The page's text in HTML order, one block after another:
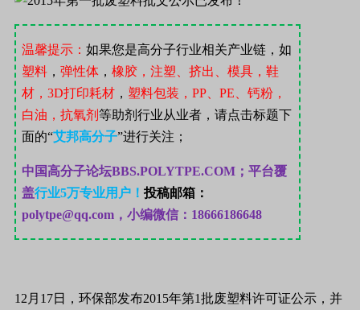
温馨提示： 如果您是高分子行业相关产业链，如
塑料 ， 弹性体 ， 橡胶，注塑、挤出、模具，鞋
材， 3D打印耗材 ， 塑料包装， PP PE 、钙粉，
白油，抗氧剂 等助剂行业从业者，请点击标题下
面的“艾邦高分子”进行关注；
中国高分子论坛BBS.POLYTPE.COM； 平台覆
盖行业5万专业用户！ 投稿邮箱：
polytpe@qq.com，小编微信：18666186648
12 月 17日 ，环保部发布2015年第1批废塑料许可证公示，并